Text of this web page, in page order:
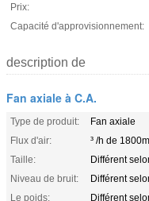
Prix:
Capacité d'approvisionnement:
description de
Fan axiale à C.A.
Type de produit:
Fan axiale
Flux d'air:
³ /h de 1800m
Taille:
Différent
Niveau de bruit:
Différent
Le poids:
Différent